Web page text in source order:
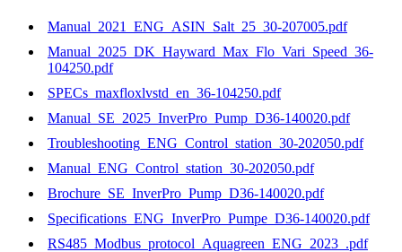
Manual_2021_ENG_ASIN_Salt_25_30-207005.pdf
Manual_2025_DK_Hayward_Max_Flo_Vari_Speed_36-
104250.pdf
SPECs_maxfloxlvstd_en_36-104250.pdf
Manual_SE_2025_InverPro_Pump_D36-140020.pdf
Troubleshooting_ENG_Control_station_30-202050.pdf
Manual_ENG_Control_station_30-202050.pdf
Brochure_SE_InverPro_Pump_D36-140020.pdf
Specifications_ENG_InverPro_Pumpe_D36-140020.pdf
RS485_Modbus_protocol_Aquagreen_ENG_2023_.pdf